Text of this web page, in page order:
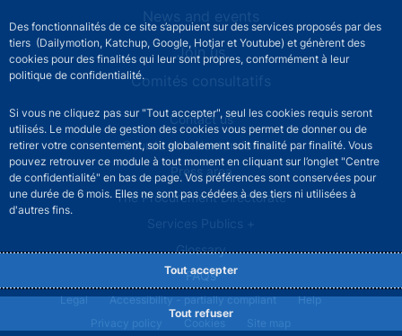
Des fonctionnalités de ce site s’appuient sur des services proposés par des
tiers (Dailymotion, Katchup, Google, Hotjar et Youtube) et génèrent des
cookies pour des finalités qui leur sont propres, conformément à leur
politique de confidentialité.
Si vous ne cliquez pas sur "Tout accepter", seul les cookies requis seront
utilisés. Le module de gestion des cookies vous permet de donner ou de
retirer votre consentement, soit globalement soit finalité par finalité. Vous
pouvez retrouver ce module à tout moment en cliquant sur l’onglet "Centre
de confidentialité" en bas de page. Vos préférences sont conservées pour
une durée de 6 mois. Elles ne sont pas cédées à des tiers ni utilisées à
d'autres fins.
Tout accepter
Tout refuser
News and events
Join us
Comités consultatifs
Footer secondary menuContact us
Sourds et malentendants
Press area
The Procurement Directorate
Services Publics +
Glossary
FAQs
Footer legal notice menu
Legal Accessibility - partially compliant
Help
Privacy policy
Cookies Site map